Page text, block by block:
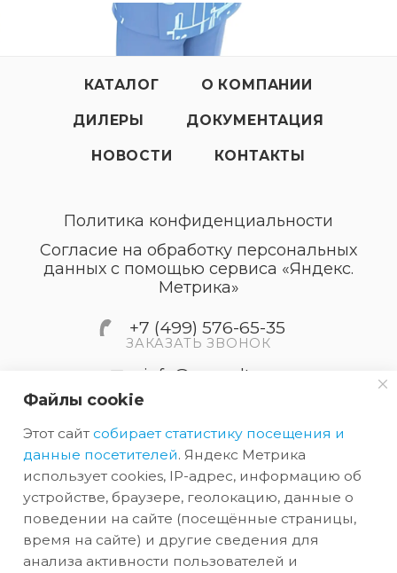
КАТАЛОГ О КОМПАНИИ
ДИЛЕРЫ ДОКУМЕНТАЦИЯ
НОВОСТИ КОНТАКТЫ
Политика конфиденциальности
Согласие на обработку персональных
данных с помощью сервиса «Яндекс.
Метрика»
+7 (499) 576-65-35
ЗАКАЗАТЬ ЗВОНОК
info@accordtec.ru
шоссе, дом 41А, строение 1,
пом.22
2026 © Обращаем Ваше внимание на то, что вся
информация, размещенная на сайте, носит
информационный характер и не является
Файлы cookie
Этот сайт собирает статистику посещения и
данные посетителей. Яндекс Метрика
использует cookies, IP-адрес, информацию об
устройстве, браузере, геолокацию, данные о
поведении на сайте (посещённые страницы,
время на сайте) и другие сведения для
анализа активности пользователей и